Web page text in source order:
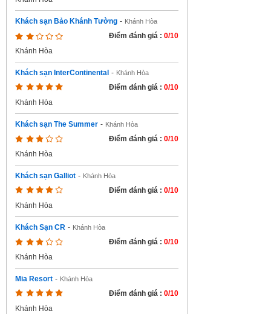
Khách sạn Bảo Khánh Tường - Khánh Hòa
Điểm đánh giá : 0/10
Khánh Hòa
Khách sạn InterContinental - Khánh Hòa
Điểm đánh giá : 0/10
Khánh Hòa
Khách sạn The Summer - Khánh Hòa
Điểm đánh giá : 0/10
Khánh Hòa
Khách sạn Galliot - Khánh Hòa
Điểm đánh giá : 0/10
Khánh Hòa
Khách Sạn CR - Khánh Hòa
Điểm đánh giá : 0/10
Khánh Hòa
Mia Resort - Khánh Hòa
Điểm đánh giá : 0/10
Khánh Hòa